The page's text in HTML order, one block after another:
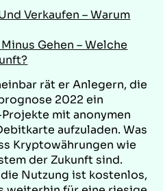
Verkaufen – Warum
Gehen – Welche
rät er Anlegern, die
2022 ein
mit anonymen
aufzuladen. Was
Kryptowährungen wie
der Zukunft sind.
Nutzung ist kostenlos,